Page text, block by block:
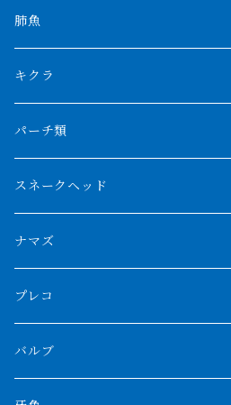
特殊アロワナ
厳選 過背金龍
フルゴールデンクロスバック
ブルーベースクロスバック
BILLY-KENオリジナルブランド紅龍
チョッパーレッド
ブルレッド
その他アジアアロワナ
特殊個体
紅龍
シルバーアロワナ
ブラックアロワナ
ノーザンバラムンディ
ダトニオプラスワン
リアルバンド
フォークバンド
フォーバータイガー
メニーバータイガー
ニューギニアダトニオ
特殊ポリプ
プラチナ個体
ショート個体
ハイブリッドポリプ
エンドリケリー
ギニア
ナイジェリア
ナイルビチャー
ナポレオンビチャー
バロ川
ビキールビキール
トゥルカナ湖
オモ川
タンガニーカビチャー
アンソルギー
シナガワダイヤ
ダイヤモンドポルカ
クロコダイル
その他淡水エイ
肺魚
ネオケラ
その他肺魚
キクラ
パーチ類
スネークヘッド
チャンナバルカ
大型スネークヘッド
中型スネークヘッド
ナマズ
プレコ
バルブ